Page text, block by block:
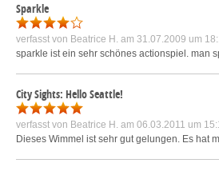
Sparkle
verfasst von Beatrice H. am 31.07.2009 um
sparkle ist ein sehr schönes actionspiel. man
City Sights: Hello Seattle!
verfasst von Beatrice H. am 06.03.2011 um
Dieses Wimmel ist sehr gut gelungen. Es hat